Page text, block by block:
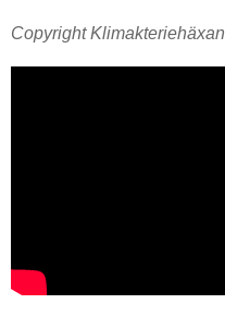
Copyright Klimakteriehäxan